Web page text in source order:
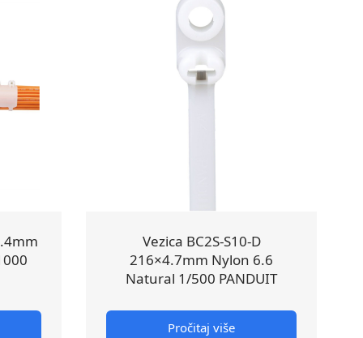
Vezica BC2S-S10-D
216×4.7mm Nylon 6.6
Natural 1/500 PANDUIT
Pročitaj više